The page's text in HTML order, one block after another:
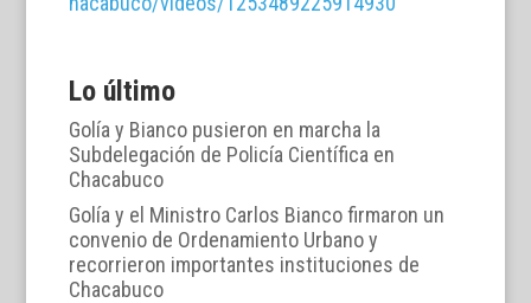
Lo último
Golía y Bianco pusieron en marcha la
Subdelegación de Policía Científica en
Chacabuco
Golía y el Ministro Carlos Bianco firmaron un
convenio de Ordenamiento Urbano y
recorrieron importantes instituciones de
Chacabuco